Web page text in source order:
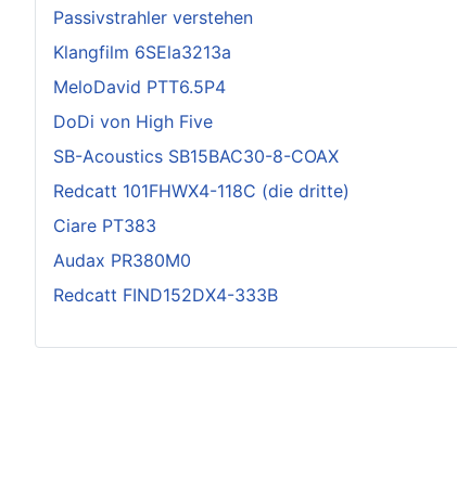
Passivstrahler verstehen
Klangfilm 6SEla3213a
MeloDavid PTT6.5P4
DoDi von High Five
SB-Acoustics SB15BAC30-8-COAX
Redcatt 101FHWX4-118C (die dritte)
Ciare PT383
Audax PR380M0
Redcatt FIND152DX4-333B